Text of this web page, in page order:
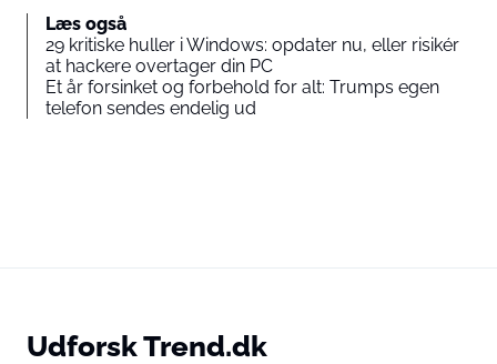
Læs også
29 kritiske huller i Windows: opdater nu, eller risikér
at hackere overtager din PC
Et år forsinket og forbehold for alt: Trumps egen
telefon sendes endelig ud
Udforsk Trend.dk